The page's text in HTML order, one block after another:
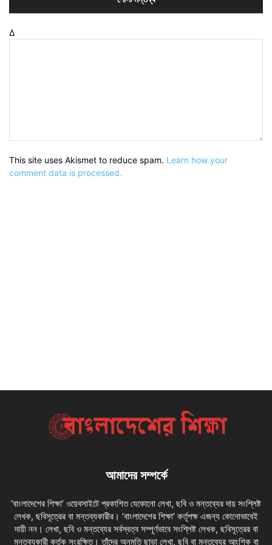
Δ
This site uses Akismet to reduce spam. Learn how your
comment data is processed.
আমাদের সম্পর্কে
‘বাংলাদেশের শিক্ষা’ ওয়েবসাইটে প্রকাশিত যেকোনো লেখা, ছবি ও মন্তব্যের দায় সংশ্লিষ্ট
লেখক, ছবিসূত্রের বা মন্তব্যকারীর। ‘বাংলাদেশের শিক্ষা’ কর্তৃপক্ষ এজন্য কোনোভাবেই
দায়ী নন। লেখা, ছবি ও মন্তব্যের সর্বস্বত্ব সম্পূর্ণভাবে সংশ্লিষ্ট লেখক, ছবিসূত্রের বা
মন্তব্যকারী কর্তৃক সংরক্ষিত। তাঁদের অনুমতি ছাড়া লেখা, ছবি বা মন্তব্যের আংশিক বা